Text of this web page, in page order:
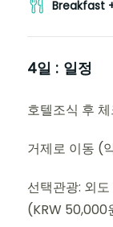
Breakfast
4일 : 일정
호텔조식 후
거제로 이동 (
선택관광: 외
(KRW 50,000